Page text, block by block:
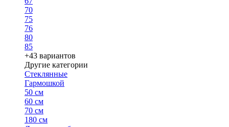
70
75
76
80
85
+43 вариантов
Другие категории
Стеклянные
Гармошкой
50 см
60 см
70 см
180 см